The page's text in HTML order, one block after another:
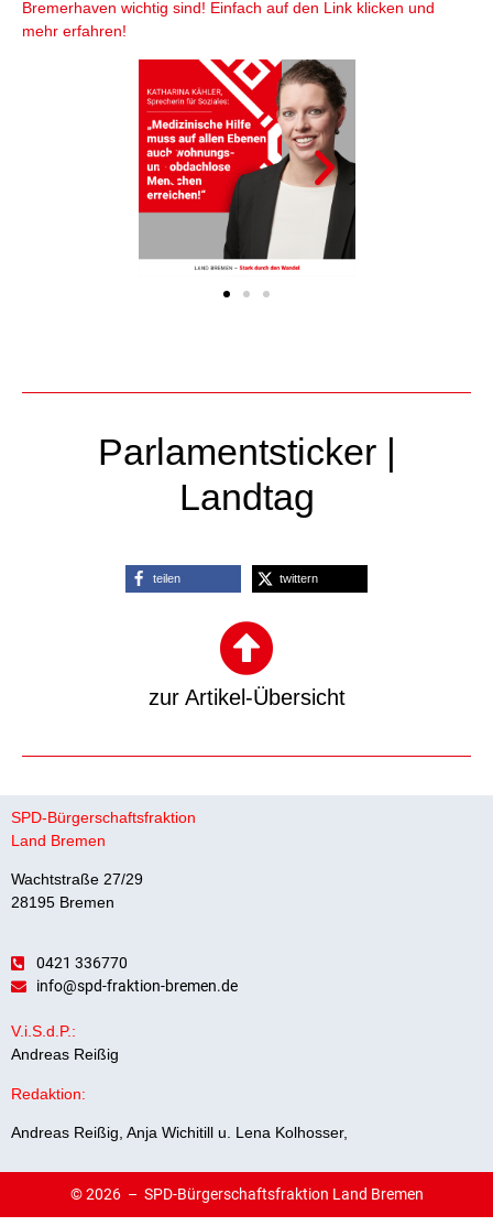
Bremerhaven wichtig sind! Einfach auf den Link klicken und
mehr erfahren!
Parlamentsticker |
Landtag
teilen twittern
zur Artikel-Übersicht
SPD-Bürgerschaftsfraktion
Land Bremen
Wachtstraße 27/29
28195 Bremen
0421 336770
info@spd-fraktion-bremen.de
V.i.S.d.P.:
Andreas Reißig
Redaktion:
Andreas Reißig, Anja Wichitill u. Lena Kolhosser,
© 2026 – SPD-Bürgerschaftsfraktion Land Bremen